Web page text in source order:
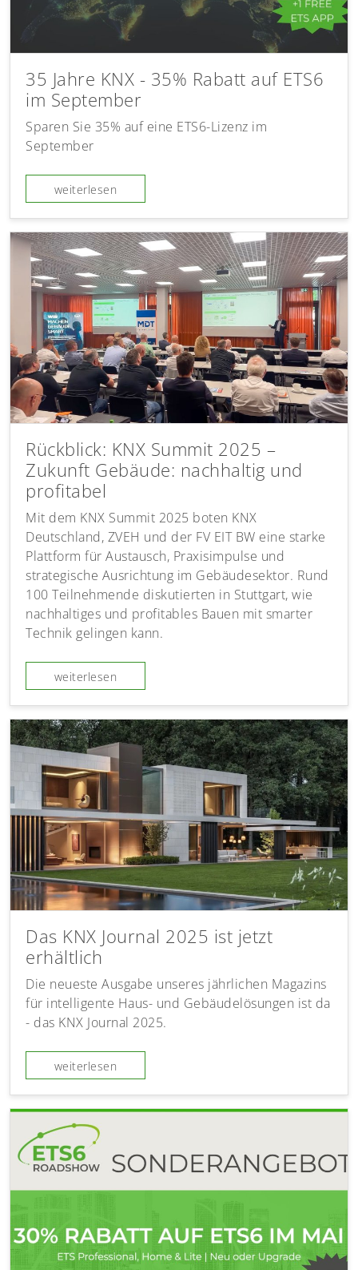
35 Jahre KNX - 35% Rabatt auf ETS6
im September
Sparen Sie 35% auf eine ETS6-Lizenz im
September
weiterlesen
Rückblick: KNX Summit 2025 –
Zukunft Gebäude: nachhaltig und
profitabel
Mit dem KNX Summit 2025 boten KNX
Deutschland, ZVEH und der FV EIT BW eine starke
Plattform für Austausch, Praxisimpulse und
strategische Ausrichtung im Gebäudesektor. Rund
100 Teilnehmende diskutierten in Stuttgart, wie
nachhaltiges und profitables Bauen mit smarter
Technik gelingen kann.
weiterlesen
Das KNX Journal 2025 ist jetzt
erhältlich
Die neueste Ausgabe unseres jährlichen Magazins
für intelligente Haus- und Gebäudelösungen ist da
- das KNX Journal 2025.
weiterlesen